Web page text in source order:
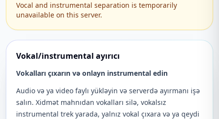
Vocal and instrumental separation is temporarily
unavailable on this server.
Vokal/instrumental ayırıcı
Vokalları çıxarın və onlayn instrumental edin
Audio və ya video faylı yükləyin və serverdə ayırmanı işə
salın. Xidmət mahnıdan vokalları silə, vokalsız
instrumental trek yarada, yalnız vokal çıxara və ya qeydi